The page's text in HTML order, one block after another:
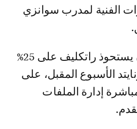
الفنية لمدرب سوانزي
ومن المنتظر أن يستحوذ راتكليف على 25%
الأسبوع المقبل، على
إدارة الملفات